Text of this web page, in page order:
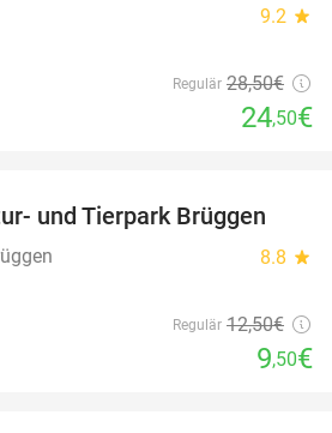
9.2 star
Regulär 28,50€
24,50€
24%
und Tierpark Brüggen
8.8 star
Regulär 12,50€
9,50€